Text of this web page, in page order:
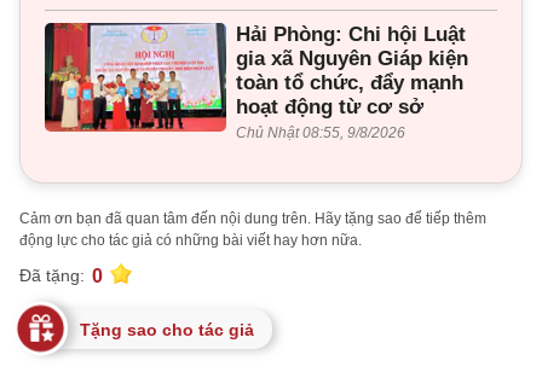
Hải Phòng: Chi hội Luật
gia xã Nguyên Giáp kiện
toàn tổ chức, đẩy mạnh
hoạt động từ cơ sở
Chủ Nhật 08:55, 9/8/2026
Cảm ơn bạn đã quan tâm đến nội dung trên. Hãy tặng sao để tiếp thêm
động lực cho tác giả có những bài viết hay hơn nữa.
Đã tặng: 0
Tặng sao cho tác giả